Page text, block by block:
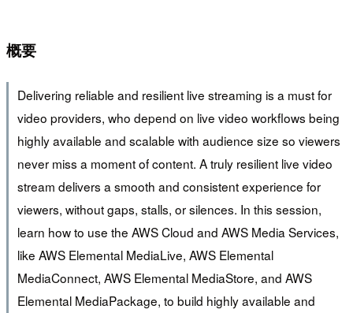
概要
Delivering reliable and resilient live streaming is a must for
video providers, who depend on live video workflows being
highly available and scalable with audience size so viewers
never miss a moment of content. A truly resilient live video
stream delivers a smooth and consistent experience for
viewers, without gaps, stalls, or silences. In this session,
learn how to use the AWS Cloud and AWS Media Services,
like AWS Elemental MediaLive, AWS Elemental
MediaConnect, AWS Elemental MediaStore, and AWS
Elemental MediaPackage, to build highly available and